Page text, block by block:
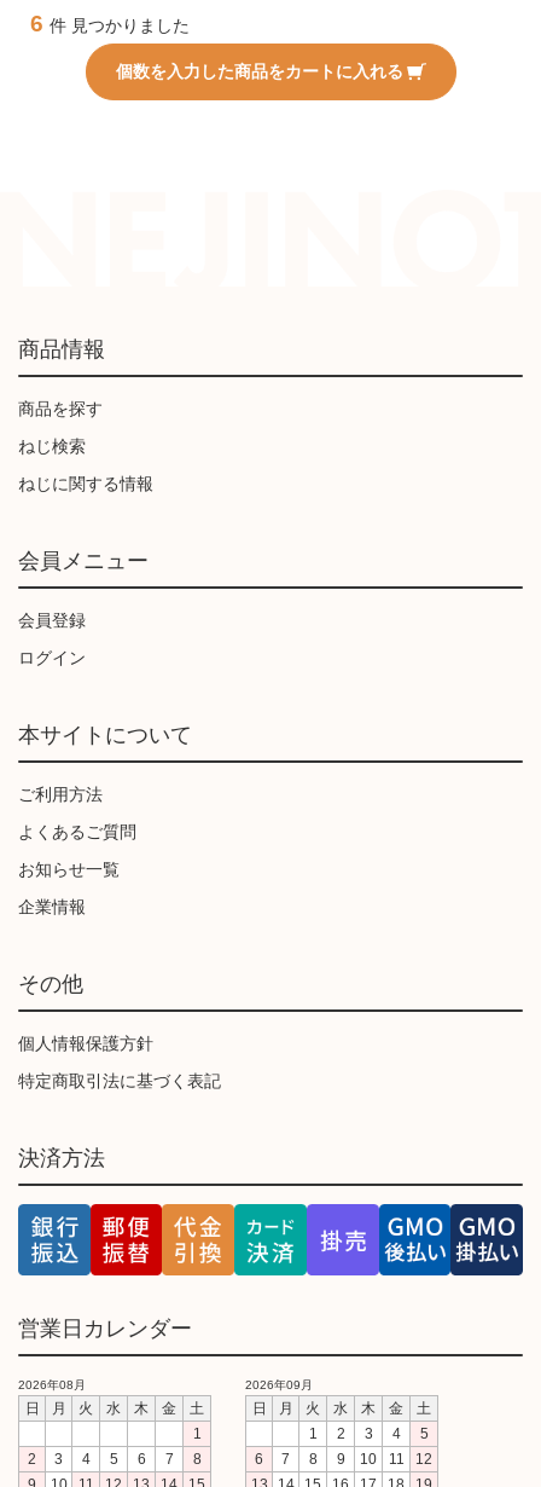
6 件 見つかりました
個数を入力した商品をカートに入れる
商品情報
商品を探す
ねじ検索
ねじに関する情報
会員メニュー
会員登録
ログイン
本サイトについて
ご利用方法
よくあるご質問
お知らせ一覧
企業情報
その他
個人情報保護方針
特定商取引法に基づく表記
決済方法
営業日カレンダー
2026年08月
日 月 火 水 木 金
土
1
2
3 4 5 6 7
8
2026年09月
日 月 火 水 木 金
土
1
2 3 4
5
6
7 8 9 10 11
12